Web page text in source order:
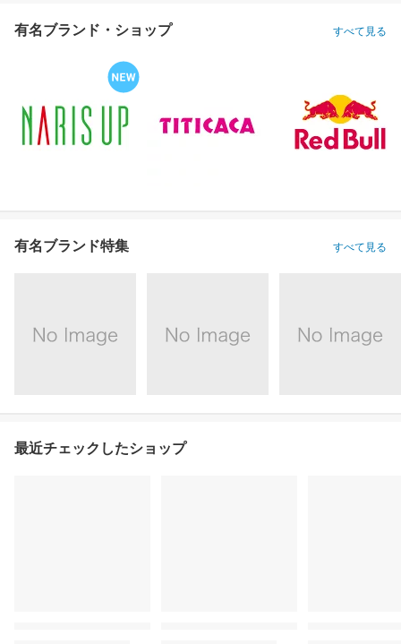
有名ブランド・ショップ すべて見る
有名ブランド特集 すべて見る
最近チェックしたショップ